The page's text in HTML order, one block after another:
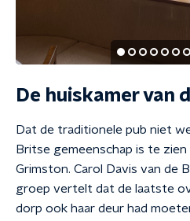
De huiskamer van
Dat de traditionele pub niet
Britse gemeenschap is te
Grimston. Carol Davis van de
groep vertelt dat de laatste
dorp ook haar deur had